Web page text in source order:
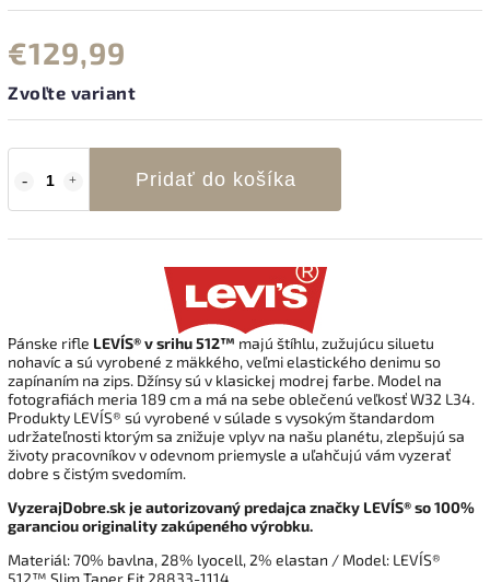
€129,99
Zvoľte variant
Pridať do košíka
Pánske rifle LEVI´S® v srihu 512™ majú štíhlu, zužujúcu siluetu
nohavíc a sú vyrobené z mäkkého, veľmi elastického denimu so
zapínaním na zips. Džínsy sú v klasickej modrej farbe. Model na
fotografiách meria 189 cm a má na sebe oblečenú veľkosť W32 L34.
Produkty LEVI´S® sú vyrobené v súlade svysokým štandardom
udržateľnosti ktorým sa znižuje vplyv na našu planétu, zlepšujú sa
životy pracovníkov v odevnom priemysle a uľahčujú vám vyzerať
dobre s čistým svedomím.
VyzerajDobre.sk je autorizovaný predajca značky LEVI´S® so 100%
garanciou originality zakúpeného výrobku.
Materiál:70% bavlna, 28% lyocell, 2% elastan / Model: LEVI´S®
512™ Slim Taper Fit 28833-1114